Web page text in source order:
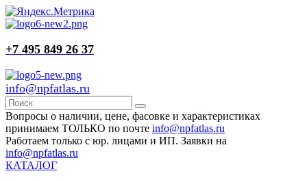
+7 495 849 26 37
info@npfatlas.ru
Вопросы о наличии, цене, фасовке и характеристиках
принимаем ТОЛЬКО по почте info@npfatlas.ru
Работаем только с юр. лицами и ИП. Заявки на
info@npfatlas.ru
КАТАЛОГ